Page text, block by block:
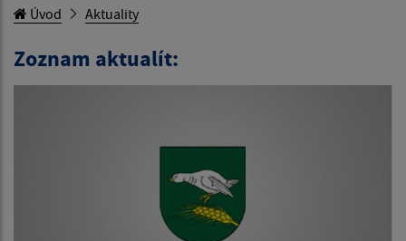
Úvod Aktuality
Zoznam aktualít: